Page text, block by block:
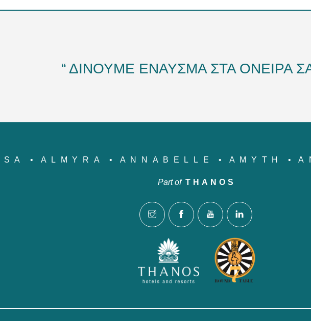
“ ΔΙΝΟΥΜΕ ΕΝΑΥΣΜΑ ΣΤΑ ΟΝΕΙΡΑ
ALMYRA ANNABELLE AMYTH
Part of THANOS